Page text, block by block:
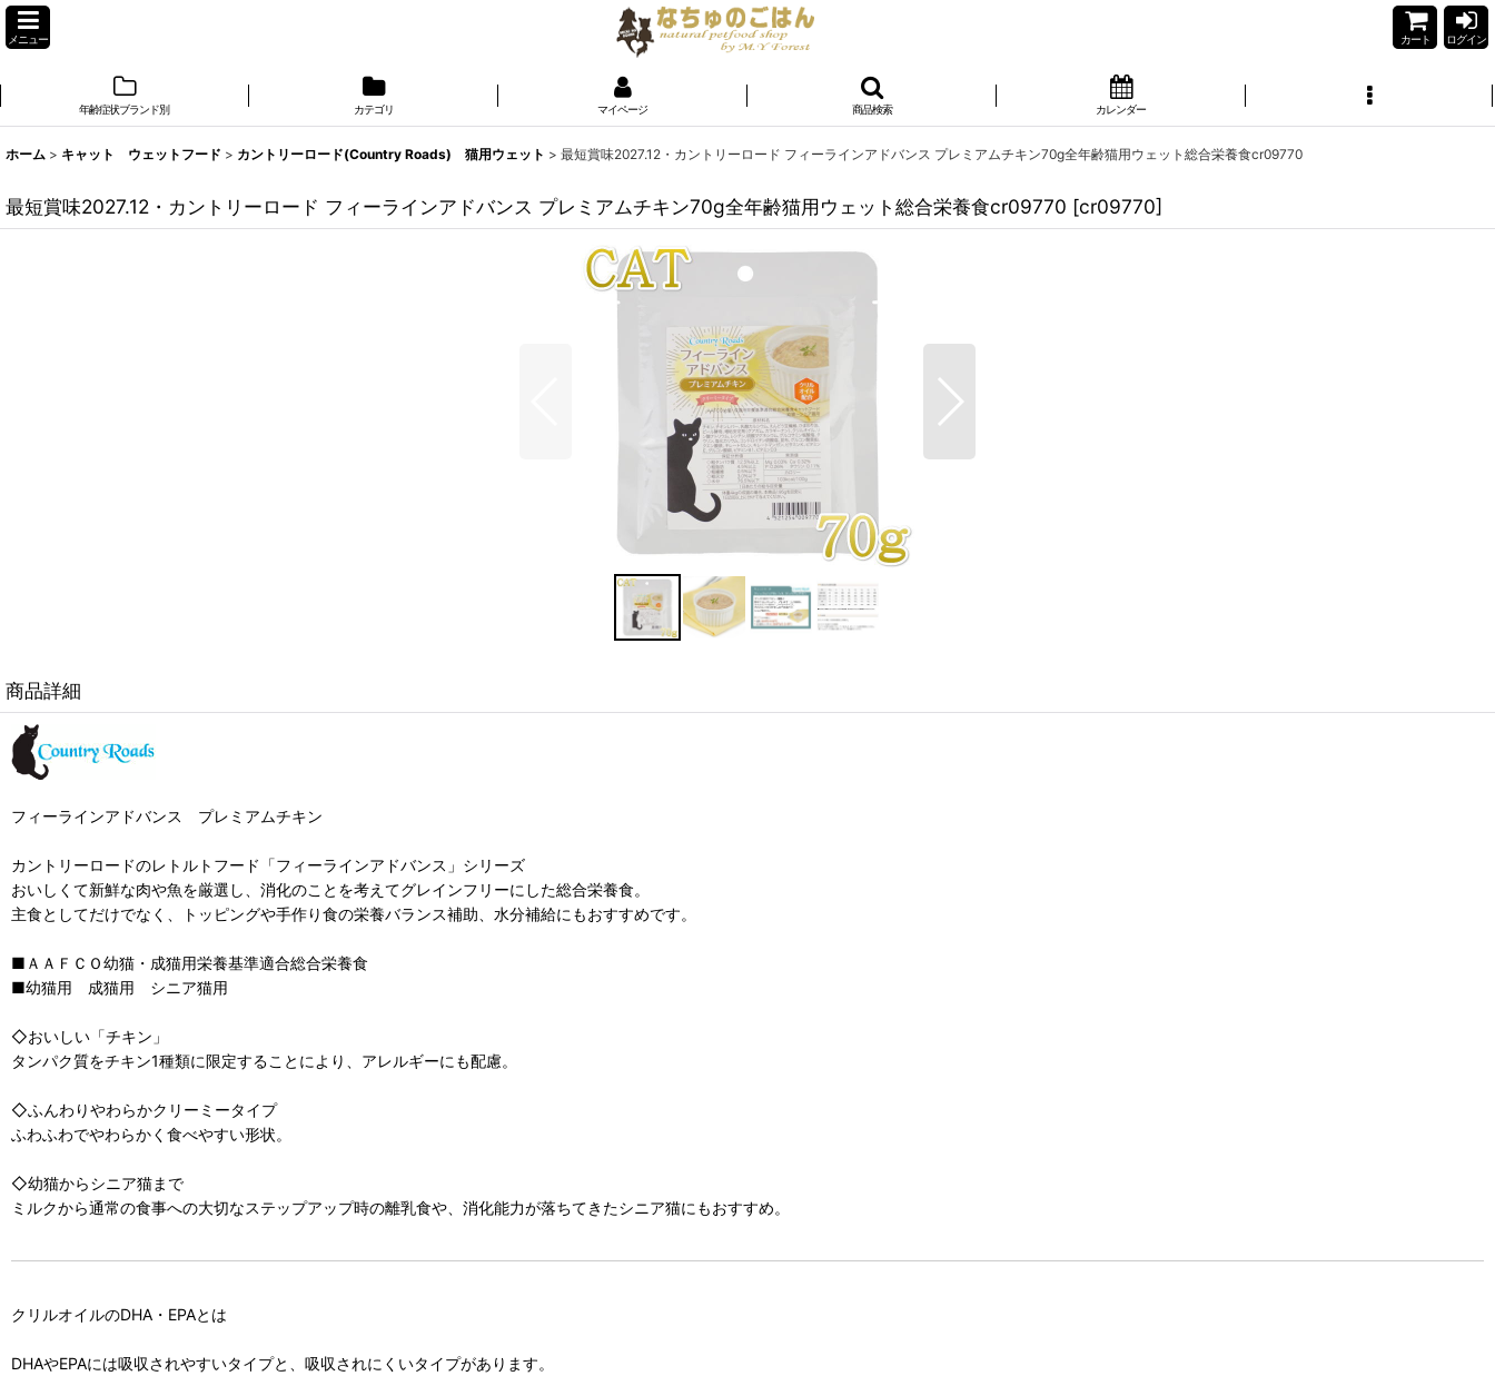
メニュー カート ログイン
年齢症状ブランド別 カテゴリ マイページ 商品検索 カレンダー
ホーム > キャット ウェットフード > カントリーロード(Country Roads) 猫用ウェット > 最短賞味2027.12・カントリーロード フィーラインアドバンス プレミアムチキン70g全年齢猫用ウェット総合栄養食cr09770
最短賞味2027.12・カントリーロード フィーラインアドバンス プレミアムチキン70g全年齢猫用ウェット総合栄養食cr09770 [cr09770]
商品詳細
フィーラインアドバンス プレミアムチキン
カントリーロードのレトルトフード「フィーラインアドバンス」シリーズ
おいしくて新鮮な肉や魚を厳選し、消化のことを考えてグレインフリーにした総合栄養食。
主食としてだけでなく、トッピングや手作り食の栄養バランス補助、水分補給にもおすすめです。
■ＡＡＦＣＯ幼猫・成猫用栄養基準適合総合栄養食
■幼猫用 成猫用 シニア猫用
◇おいしい「チキン」
タンパク質をチキン1種類に限定することにより、アレルギーにも配慮。
◇ふんわりやわらかクリーミータイプ
ふわふわでやわらかく食べやすい形状。
◇幼猫からシニア猫まで
ミルクから通常の食事への大切なステップアップ時の離乳食や、消化能力が落ちてきたシニア猫にもおすすめ。
クリルオイルのDHA・EPAとは
DHAやEPAには吸収されやすいタイプと、吸収されにくいタイプがあります。